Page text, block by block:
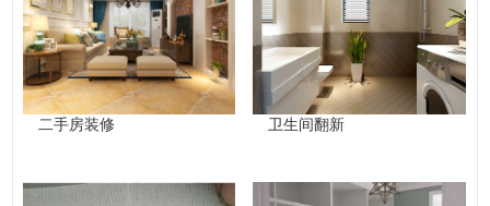
二手房装修 卫生间翻新